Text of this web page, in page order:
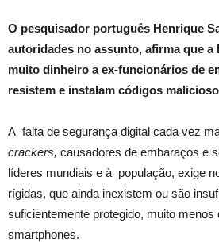
O pesquisador português Henrique
autoridades no assunto, afirma que a
muito dinheiro a ex-funcionários de
resistem e instalam códigos
A falta de segurança digital cada vez
crackers, causadores de embaraços e
líderes mundiais e à população, exige
rígidas, que ainda inexistem ou são
suficientemente protegido, muito menos
smartphones.